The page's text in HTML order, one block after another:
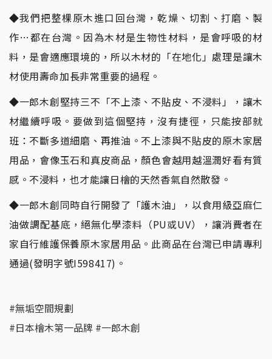
◆我們把整棵原木進口回台灣，乾燥、切割、打磨、製
作…都在台灣。因為木材是生物性材料，是會呼吸的材
料，是會適應環境的，所以木材的「在地化」處理是讓木
材使用壽命加長非常重要的過程。
◆一郎木創堅持三不「不上漆、不貼皮、不浸料」，讓木
材繼續呼吸。要做到這個堅持，沒有捷徑，只能按部就
班：不斷多道細磨、再推油。不上漆與不貼皮的原木家居
用品，會像玉石和真皮商品，顏色會越用越溫潤好看有質
感。不浸料，也才能讓日檜的天然香氣自然散發。
◆一郎木創同時自行開發了「護木油」，以食用級亞麻仁
油做調配基底，絕無化學漆料（PU或UV），讓消費者在
家自行維護保養原木家居用品。此商品在台灣已申請專利
通過(發明字號I598417)。
#無垢空間規劃
#日本檜木第一品牌 #一郎木創